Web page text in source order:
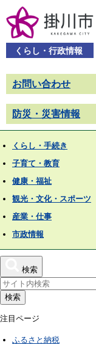
くらし・行政情報
お問い合わせ
防災・災害情報
くらし・手続き
子育て・教育
健康・福祉
観光・文化・スポーツ
産業・仕事
市政情報
検索
検索
注目ページ
ふるさと納税